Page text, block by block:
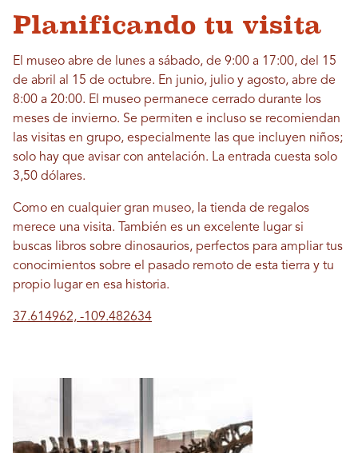
Planificando tu visita
El museo abre de lunes a sábado, de 9:00 a 17:00, del 15
de abril al 15 de octubre. En junio, julio y agosto, abre de
8:00 a 20:00. El museo permanece cerrado durante los
meses de invierno. Se permiten e incluso se recomiendan
las visitas en grupo, especialmente las que incluyen niños;
solo hay que avisar con antelación. La entrada cuesta solo
3,50 dólares.
Como en cualquier gran museo, la tienda de regalos
merece una visita. También es un excelente lugar si
buscas libros sobre dinosaurios, perfectos para ampliar tus
conocimientos sobre el pasado remoto de esta tierra y tu
propio lugar en esa historia.
37.614962, -109.482634